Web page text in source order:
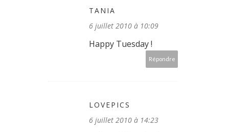
TANIA
6 juillet 2010 à 10:09
Happy Tuesday !
Répondre
LOVEPICS
6 juillet 2010 à 14:23